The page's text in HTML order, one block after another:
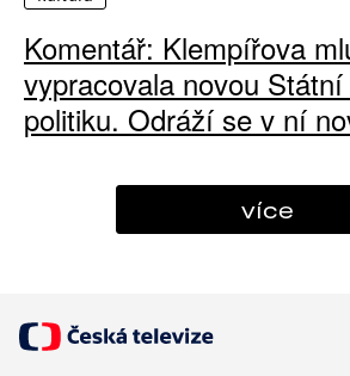
Komentář: Klempířova
vypracovala novou
politiku. Odráží se v ní
více